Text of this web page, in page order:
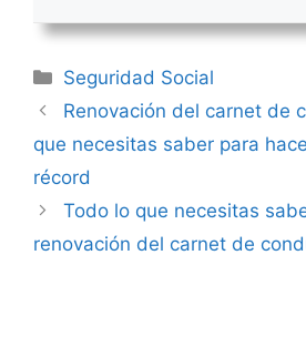
Categorías
Seguridad Social
Navegación
de
entradas
Renovación del carnet de
que necesitas saber para
récord
Todo lo que necesitas
renovación del carnet de